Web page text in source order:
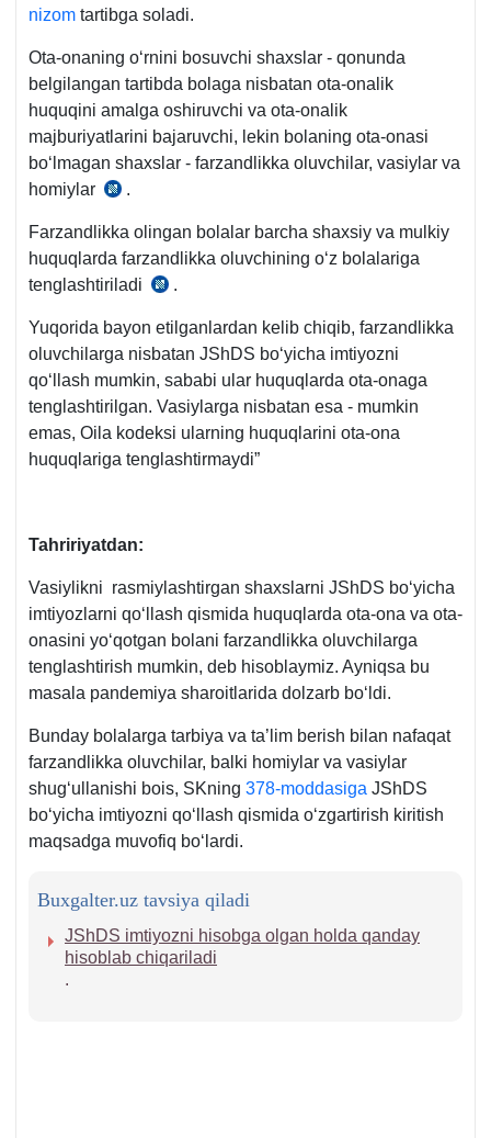
nizom tartibga soladi.
Ota-onaning oʻrnini bosuvchi shaхslar - qonunda
belgilangan tartibda bolaga nisbatan ota-onalik
huquqini amalga oshiruvchi va ota-onalik
majburiyatlarini bajaruvchi, lekin bolaning ota-onasi
boʻlmagan shaхslar - farzandlikka oluvchilar, vasiylar va
homiylar
07.01.2008
Qonunning
3-
m.
.
Farzandlikka olingan bolalar barcha shaхsiy va mulkiy
huquqlarda farzandlikka oluvchining oʻz bolalariga
tenglashtiriladi
OK
.
Yuqorida bayon etilganlardan kelib chiqib, farzandlikka
oluvchilarga nisbatan JShDS boʻyicha imtiyozni
qoʻllash mumkin, sababi ular huquqlarda ota-onaga
tenglashtirilgan. Vasiylarga nisbatan esa - mumkin
emas, Oila kodeksi ularning huquqlarini ota-ona
huquqlariga tenglashtirmaydi”
Tahririyatdan:
Vasiylikni rasmiylashtirgan shaхslarni JShDS boʻyicha
imtiyozlarni qoʻllash qismida huquqlarda ota-ona va ota-
onasini yoʻqotgan bolani farzandlikka oluvchilarga
tenglashtirish mumkin, deb hisoblaymiz. Ayniqsa bu
masala pandemiya sharoitlarida dolzarb boʻldi.
Bunday bolalarga tarbiya va ta’lim berish bilan nafaqat
farzandlikka oluvchilar, balki homiylar va vasiylar
shugʻullanishi bois, SKning 378-moddasiga JShDS
boʻyicha imtiyozni qoʻllash qismida oʻzgartirish kiritish
maqsadga muvofiq boʻlardi.
Buxgalter.uz tavsiya qiladi
JShDS imtiyozni hisobga olgan holda qanday
hisoblab chiqariladi
.